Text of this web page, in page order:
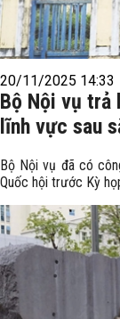
20/11/2025 14:33
Bộ Nội vụ
lĩnh vực sau
Bộ Nội vụ đã có
Quốc hội trước Kỳ